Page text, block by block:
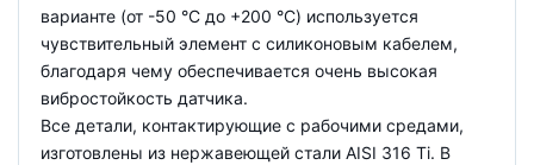
варианте (от -50 °C до +200 °C) используется
чувствительный элемент с силиконовым кабелем,
благодаря чему обеспечивается очень высокая
вибростойкость датчика.
Все детали, контактирующие с рабочими средами,
изготовлены из нержавеющей стали AISI 316 Ti. В